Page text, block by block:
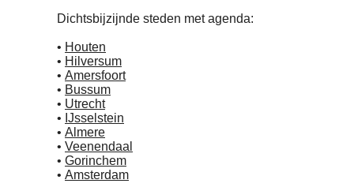
Dichtsbijzijnde steden met agenda:
• Houten
• Hilversum
• Amersfoort
• Bussum
• Utrecht
• IJsselstein
• Almere
• Veenendaal
• Gorinchem
• Amsterdam